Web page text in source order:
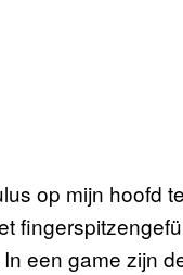
op mijn hoofd
een game zijn